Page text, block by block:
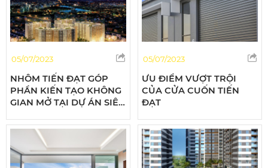
05/07/2023
NHÔM TIẾN ĐẠT GÓP
PHẦN KIẾN TẠO KHÔNG
GIAN MỞ TẠI DỰ ÁN SIÊU
BÌNH TÂN
05/07/2023
ƯU ĐIỂM VƯỢT TRỘI
CỦA CỬA CUỐN TIẾN
ĐẠT